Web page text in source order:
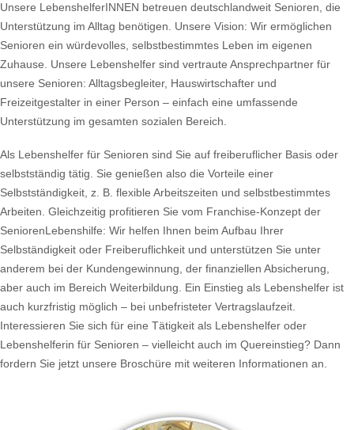
Unsere LebenshelferINNEN betreuen deutschlandweit Senioren, die
Unterstützung im Alltag benötigen. Unsere Vision: Wir ermöglichen
Senioren ein würdevolles, selbstbestimmtes Leben im eigenen
Zuhause. Unsere Lebenshelfer sind vertraute Ansprechpartner für
unsere Senioren: Alltagsbegleiter, Hauswirtschafter und
Freizeitgestalter in einer Person – einfach eine umfassende
Unterstützung im gesamten sozialen Bereich.
Als Lebenshelfer für Senioren sind Sie auf freiberuflicher Basis oder
selbstständig tätig. Sie genießen also die Vorteile einer
Selbstständigkeit, z. B. flexible Arbeitszeiten und selbstbestimmtes
Arbeiten. Gleichzeitig profitieren Sie vom Franchise-Konzept der
SeniorenLebenshilfe: Wir helfen Ihnen beim Aufbau Ihrer
Selbständigkeit oder Freiberuflichkeit und unterstützen Sie unter
anderem bei der Kundengewinnung, der finanziellen Absicherung,
aber auch im Bereich Weiterbildung. Ein Einstieg als Lebenshelfer ist
auch kurzfristig möglich – bei unbefristeter Vertragslaufzeit.
Interessieren Sie sich für eine Tätigkeit als Lebenshelfer oder
Lebenshelferin für Senioren – vielleicht auch im Quereinstieg? Dann
fordern Sie jetzt unsere Broschüre mit weiteren Informationen an.